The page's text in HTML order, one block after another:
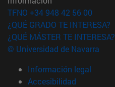
TFNO +34 948 42 56 00
¿QUÉ GRADO TE INTERESA?
¿QUÉ MÁSTER TE INTERESA?
© Universidad de Navarra
Información legal
Accesibilidad